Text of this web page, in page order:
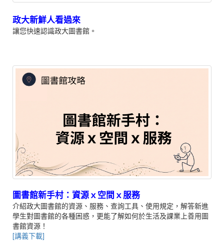
政大新鮮人看過來
讓您快速認識政大圖書館。
圖書館新手村：資源ｘ空間ｘ服務
介紹政大圖書館的資源、服務、查詢工具、使用規定，解答新進
學生對圖書館的各種困惑，更能了解如何於生活及課業上善用圖
書館資源！
[講義下載]